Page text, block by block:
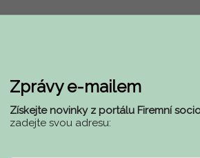
ve firmách, vytváření a udržování
Zprávy e-mailem
Získejte novinky z portálu Firemní
zadejte svou adresu: